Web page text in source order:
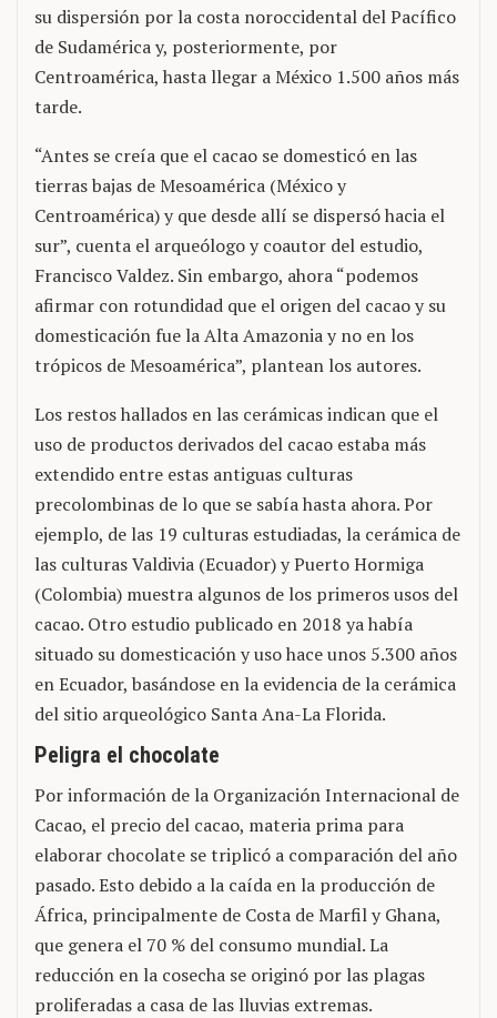
su dispersión por la costa noroccidental del Pacífico
de Sudamérica y, posteriormente, por
Centroamérica, hasta llegar a México 1.500 años más
tarde.
“Antes se creía que el cacao se domesticó en las
tierras bajas de Mesoamérica (México y
Centroamérica) y que desde allí se dispersó hacia el
sur”, cuenta el arqueólogo y coautor del estudio,
Francisco Valdez. Sin embargo, ahora “podemos
afirmar con rotundidad que el origen del cacao y su
domesticación fue la Alta Amazonia y no en los
trópicos de Mesoamérica”, plantean los autores.
Los restos hallados en las cerámicas indican que el
uso de productos derivados del cacao estaba más
extendido entre estas antiguas culturas
precolombinas de lo que se sabía hasta ahora. Por
ejemplo, de las 19 culturas estudiadas, la cerámica de
las culturas Valdivia (Ecuador) y Puerto Hormiga
(Colombia) muestra algunos de los primeros usos del
cacao. Otro estudio publicado en 2018 ya había
situado su domesticación y uso hace unos 5.300 años
en Ecuador, basándose en la evidencia de la cerámica
del sitio arqueológico Santa Ana-La Florida.
Peligra el chocolate
Por información de la Organización Internacional de
Cacao, el precio del cacao, materia prima para
elaborar chocolate se triplicó a comparación del año
pasado. Esto debido a la caída en la producción de
África, principalmente de Costa de Marfil y Ghana,
que genera el 70 % del consumo mundial. La
reducción en la cosecha se originó por las plagas
proliferadas a casa de las lluvias extremas.